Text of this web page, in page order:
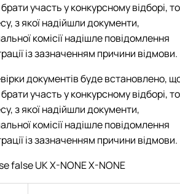
участь у конкурсному відборі, то
з якої надійшли документи,
комісії надішле повідомлення
із зазначенням причини відмови.
документів буде встановлено,
участь у конкурсному відборі, то
з якої надійшли документи,
комісії надішле повідомлення
із зазначенням причини відмови.
false UK X-NONE X-NONE